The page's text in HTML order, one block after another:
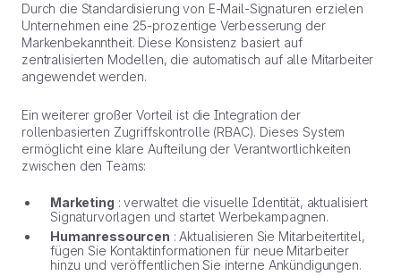
Durch die Standardisierung von E-Mail-Signaturen erzielen
Unternehmen eine 25-prozentige Verbesserung der
Markenbekanntheit. Diese Konsistenz basiert auf
zentralisierten Modellen, die automatisch auf alle Mitarbeiter
angewendet werden.
Ein weiterer großer Vorteil ist die Integration der
rollenbasierten Zugriffskontrolle (RBAC). Dieses System
ermöglicht eine klare Aufteilung der Verantwortlichkeiten
zwischen den Teams:
Marketing : verwaltet die visuelle Identität, aktualisiert
Signaturvorlagen und startet Werbekampagnen.
Humanressourcen : Aktualisieren Sie Mitarbeitertitel,
fügen Sie Kontaktinformationen für neue Mitarbeiter
hinzu und veröffentlichen Sie interne Ankündigungen.